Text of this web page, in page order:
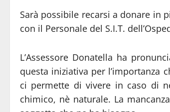
Sarà possibile recarsi a donare in
con il Personale del S.I.T.
L’Assessore Donatella ha
questa iniziativa per l’importanza
ci permette di vivere in caso di
chimico, nè naturale. La